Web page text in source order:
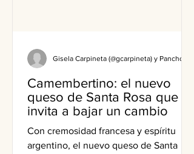
Camembertino: el nuevo
queso de Santa Rosa que
invita a bajar un cambio
Con cremosidad francesa y espíritu
argentino, el nuevo queso de Santa